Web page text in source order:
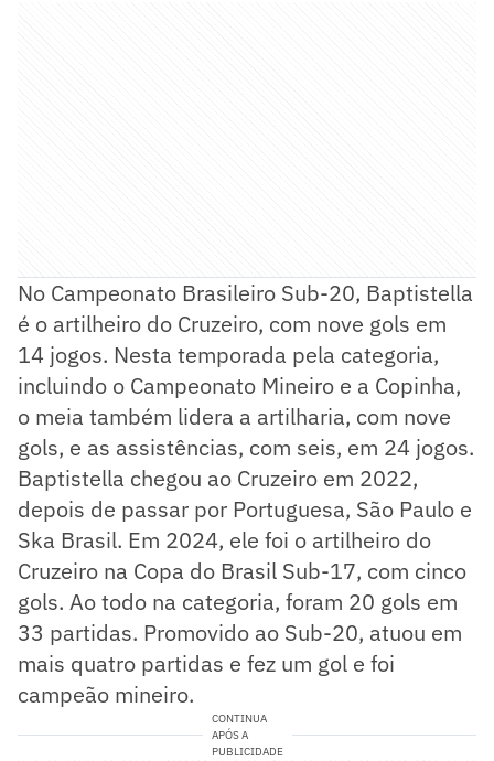
No Campeonato Brasileiro Sub-20, Baptistella
é o artilheiro do Cruzeiro, com nove gols em
14 jogos. Nesta temporada pela categoria,
incluindo o Campeonato Mineiro e a Copinha,
o meia também lidera a artilharia, com nove
gols, e as assistências, com seis, em 24 jogos.
Baptistella chegou ao Cruzeiro em 2022,
depois de passar por Portuguesa, São Paulo e
Ska Brasil. Em 2024, ele foi o artilheiro do
Cruzeiro na Copa do Brasil Sub-17, com cinco
gols. Ao todo na categoria, foram 20 gols em
33 partidas. Promovido ao Sub-20, atuou em
mais quatro partidas e fez um gol e foi
campeão mineiro.
CONTINUA
APÓS A
PUBLICIDADE